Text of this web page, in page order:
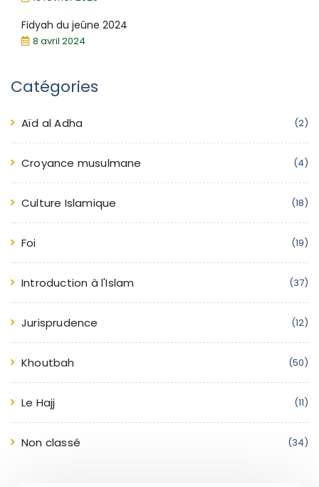
Fidyah du jeûne 2024
8 avril 2024
Catégories
Aïd al Adha (2)
Croyance musulmane (4)
Culture Islamique (18)
Foi (19)
Introduction à l'Islam (37)
Jurisprudence (12)
Khoutbah (50)
Le Hajj (11)
Non classé (34)